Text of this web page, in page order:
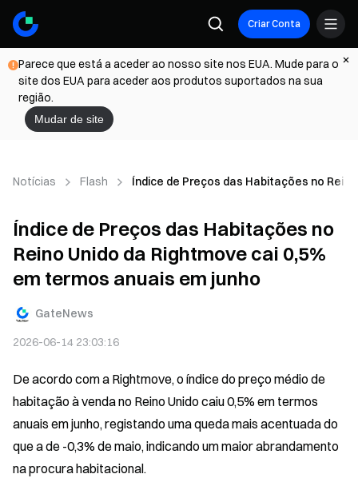
Criar Conta
Parece que está a aceder ao nosso site nos EUA. Mude para o
site dos EUA para aceder aos produtos suportados na sua
região.
Mudar de site
Notícias Flash Índice de Preços das Habitações no
Índice de Preços das Habitações no
Reino Unido da Rightmove cai 0,5%
em termos anuais em junho
GateNews
2026-06-14 23:03:16
De acordo com a Rightmove, o índice do preço médio de
habitação à venda no Reino Unido caiu 0,5% em termos
anuais em junho, registando uma queda mais acentuada do
que a de -0,3% de maio, indicando um maior abrandamento
na procura habitacional.